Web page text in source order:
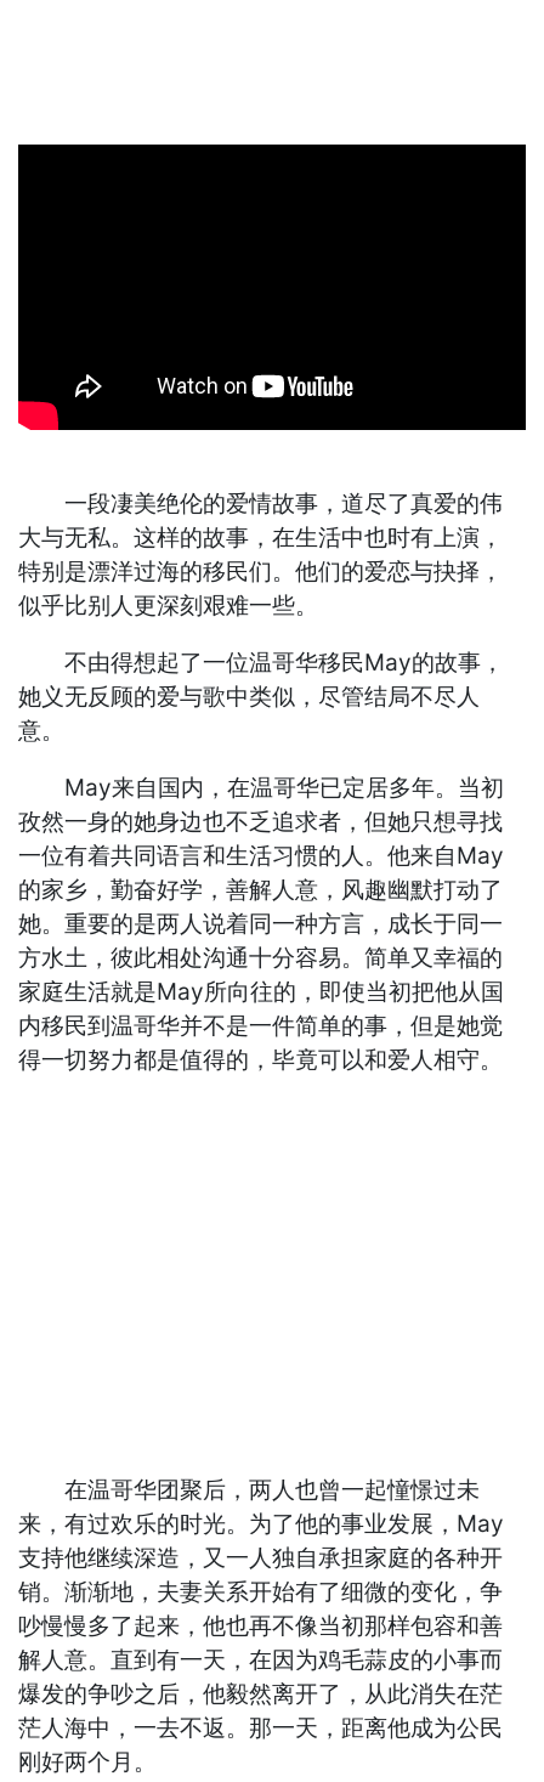
一段凄美绝伦的爱情故事，道尽了真爱的伟
大与无私。这样的故事，在生活中也时有上演，
特别是漂洋过海的移民们。他们的爱恋与抉择，
似乎比别人更深刻艰难一些。
不由得想起了一位温哥华移民May的故事，
她义无反顾的爱与歌中类似，尽管结局不尽人
意。
May来自国内，在温哥华已定居多年。当初
孜然一身的她身边也不乏追求者，但她只想寻找
一位有着共同语言和生活习惯的人。他来自May
的家乡，勤奋好学，善解人意，风趣幽默打动了
她。重要的是两人说着同一种方言，成长于同一
方水土，彼此相处沟通十分容易。简单又幸福的
家庭生活就是May所向往的，即使当初把他从国
内移民到温哥华并不是一件简单的事，但是她觉
得一切努力都是值得的，毕竟可以和爱人相守。
在温哥华团聚后，两人也曾一起憧憬过未
来，有过欢乐的时光。为了他的事业发展，May
支持他继续深造，又一人独自承担家庭的各种开
销。渐渐地，夫妻关系开始有了细微的变化，争
吵慢慢多了起来，他也再不像当初那样包容和善
解人意。直到有一天，在因为鸡毛蒜皮的小事而
爆发的争吵之后，他毅然离开了，从此消失在茫
茫人海中，一去不返。那一天，距离他成为公民
刚好两个月。